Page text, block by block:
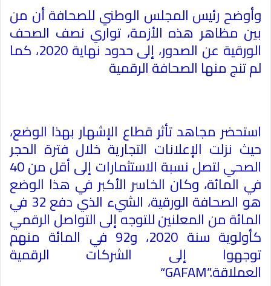
وأوضح رئيس المجلس الوطني للصحافة أن من
بين مظاهر هذه الأزمة، تواري نصف الصحف
الورقية عن الصدور، إلى حدود نهاية 2020، كما
لم تنج منها الصحافة الرقمية
استحضر مجاهد تأثر قطاع الإشهار بهذا الوضع،
حيث نزلت الإعلانات التجارية خلال فترة الحجر
الصحي لتصل نسبة الاستثمارات إلى أقل من 40
في المائة، وكان الخاسر الأكبر في هذا الوضع
هو الصحافة الورقية، الشيء الذي دفع 32 في
المائة من المعلنين للتوجه إلى التواصل الرقمي
كأولوية سنة 2020، و92 في المائة منهم
توجهوا إلى الشركات الرقمية
العملاقة“GAFAM”.